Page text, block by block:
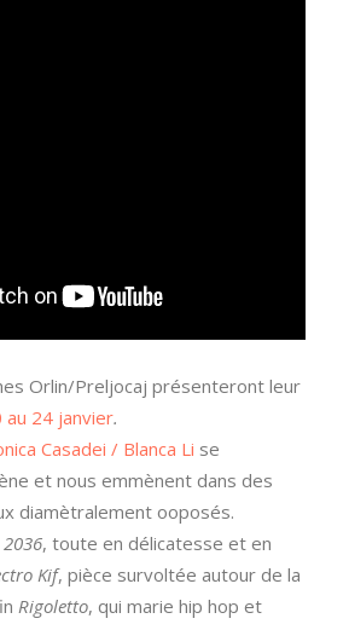
Orlin/Preljocaj présenteront leur
au 24 janvier.
Casadei / Blanca Li se
et nous emmènent dans des
diamètralement ooposés.
, toute en délicatesse et en
Kif, pièce survoltée autour de la
Rigoletto, qui marie hip hop et